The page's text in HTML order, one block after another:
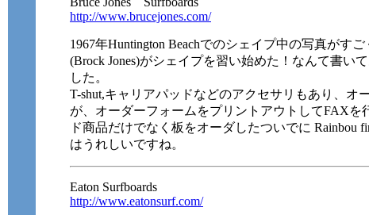
http://www.brucejones.com/
1967年Huntington Beachでのシェイプ中の写真がす
(Brock Jones)がシェイプを習い始めた！なんて書い
した。
T-shut,キャリアパッドなどのアクセサリもあり、オ
が、オーダーフォームをプリントアウトしてFAXを
ド商品だけでなく板をオーダしたついでに Rainbou
はうれしいですね。
Eaton Surfboards
http://www.eatonsurf.com/